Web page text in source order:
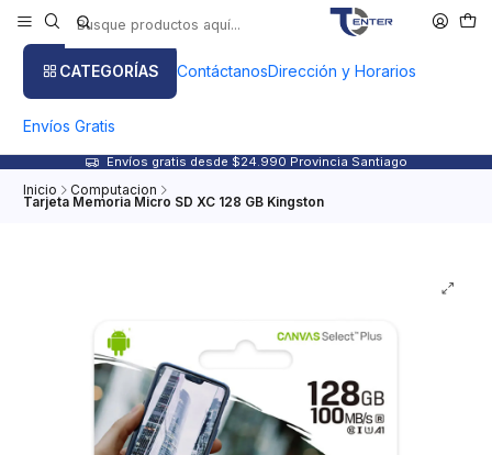
CATEGORÍAS ContáctanosDirección y Horarios
Envíos Gratis
Envíos gratis desde $24.990 Provincia Santiago
Inicio Computacion
Tarjeta Memoria Micro SD XC 128 GB Kingston